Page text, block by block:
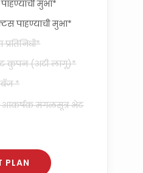
मुभा*
पाहण्याची मुभा*
कुपन (अटी लागू)*
बॅज *
मंगळसूत्र भेट
PLAN